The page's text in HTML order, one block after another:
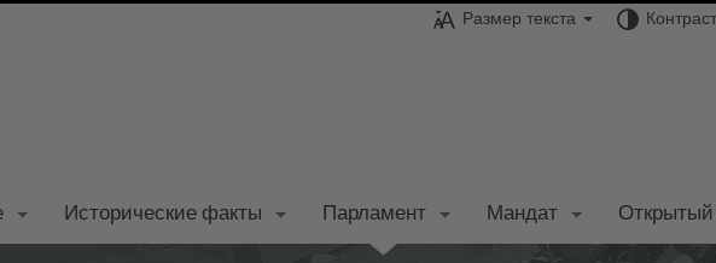
Размер текста Контраст
Исторические факты Парламент Мандат Открытый